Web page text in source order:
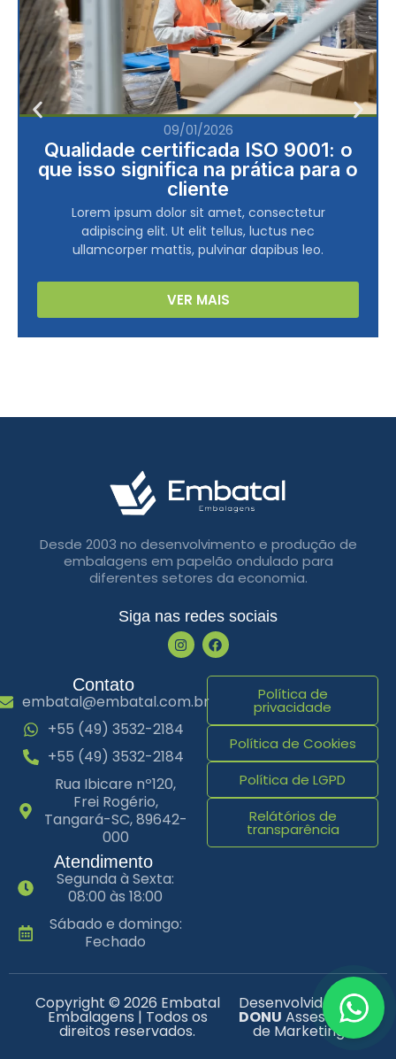
09/01/2026
Qualidade certificada ISO 9001: o
que isso significa na prática para o
cliente
Lorem ipsum dolor sit amet, consectetur
adipiscing elit. Ut elit tellus, luctus nec
ullamcorper mattis, pulvinar dapibus leo.
VER MAIS
Desde 2003 no desenvolvimento e produção de
embalagens em papelão ondulado para
diferentes setores da economia.
Siga nas redes sociais
Contato
embatal@embatal.com.br
+55 (49) 3532-2184
+55 (49) 3532-2184
Rua Ibicare nº120,
Frei Rogério,
Tangará-SC, 89642-
000
Atendimento
Segunda à Sexta:
08:00 às 18:00
Sábado e domingo:
Fechado
Política de
privacidade
Política de Cookies
Política de LGPD
Relátórios de
transparência
Copyright © 2026 Embatal
Embalagens | Todos os
direitos reservados.
Desenvolvido por
DONU Assessoria
de Marketing